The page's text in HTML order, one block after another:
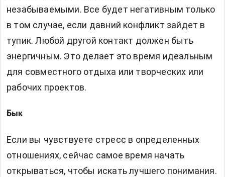
незабываемыми. Все будет негативным только
в том случае, если давний конфликт зайдет в
тупик. Любой другой контакт должен быть
энергичным. Это делает это время идеальным
для совместного отдыха или творческих или
рабочих проектов.
Бык
Если вы чувствуете стресс в определенных
отношениях, сейчас самое время начать
открываться, чтобы искать лучшего понимания.